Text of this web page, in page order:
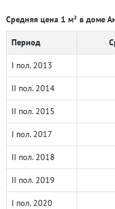
Средняя цена 1 м² в доме
Период
I пол. 2013
II пол. 2014
II пол. 2015
I пол. 2017
II пол. 2018
II пол. 2019
I пол. 2020